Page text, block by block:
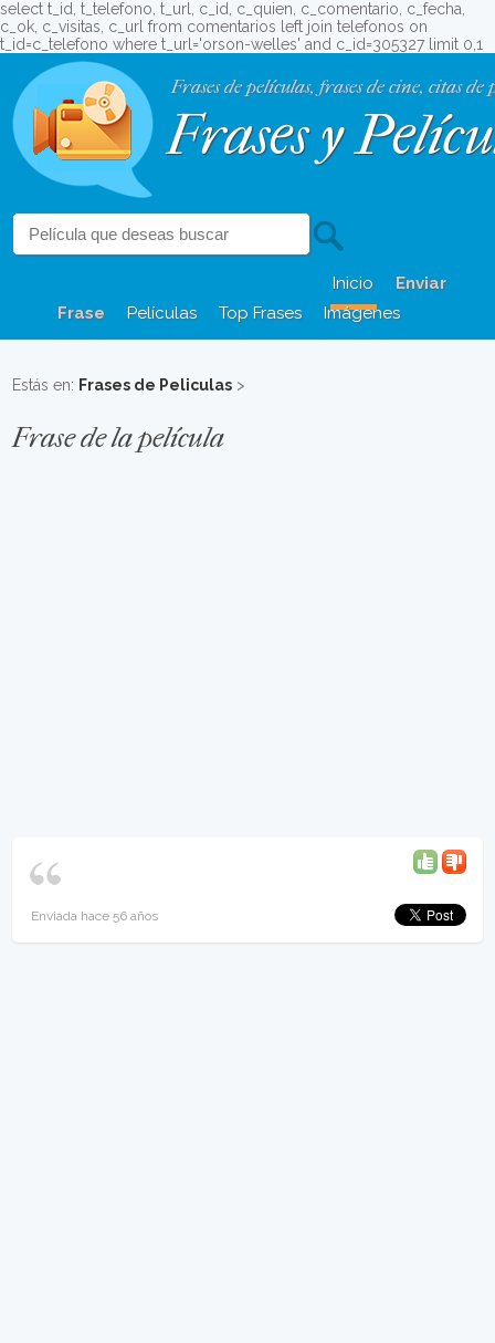
select t_id, t_telefono, t_url, c_id, c_quien, c_comentario, c_fecha,
c_ok, c_visitas, c_url from comentarios left join telefonos on
t_id=c_telefono where t_url='orson-welles' and c_id=305327 limit 0,1
Frases de películas, frases de cine, citas de
Frases y
Inicio
Enviar
Frase
Películas Top Frases Imágenes
Estás en: Frases de Peliculas >
Frase de la película
Enviada hace 56 años